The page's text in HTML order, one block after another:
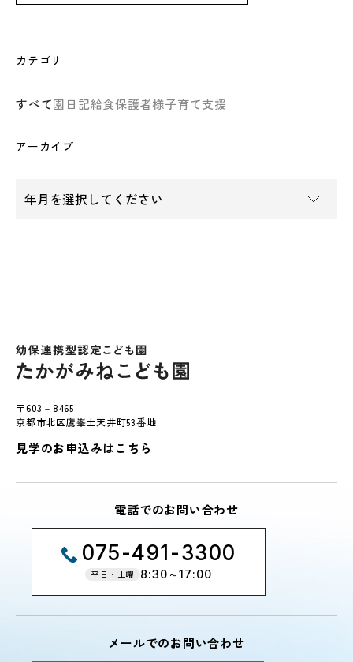
カテゴリ
すべて園日記給食保護者様子育て支援
アーカイブ
〒603－8465
京都市北区鷹峯土天井町53番地
見学のお申込みはこちら
電話でのお問い合わせ
075-491-3300
平日・土曜 8:30～17:00
メールでのお問い合わせ